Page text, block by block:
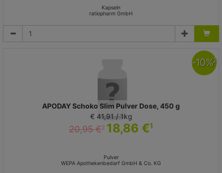
Kapseln
ratiopharm GmbH
APODAY Schoko Slim Pulver Dose, 450 g
€ 41,91 / 1kg
20,95 €2 18,86 €1
Pulver
WEPA Apothekenbedarf GmbH & Co. KG
-10%2